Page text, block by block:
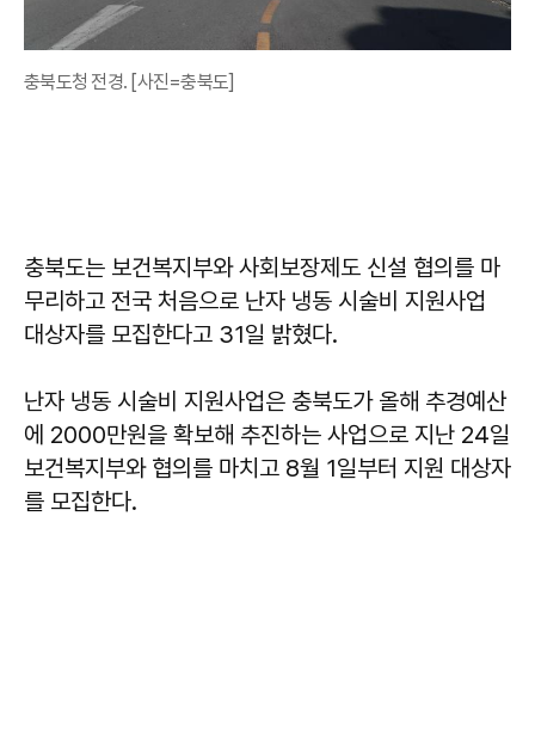
충북도청 전경. [사진=충북도]
충북도는 보건복지부와 사회보장제도 신설 협의를 마
무리하고 전국 처음으로 난자 냉동 시술비 지원사업
대상자를 모집한다고 31일 밝혔다.
난자 냉동 시술비 지원사업은 충북도가 올해 추경예산
에 2000만원을 확보해 추진하는 사업으로 지난 24일
보건복지부와 협의를 마치고 8월 1일부터 지원 대상자
를 모집한다.